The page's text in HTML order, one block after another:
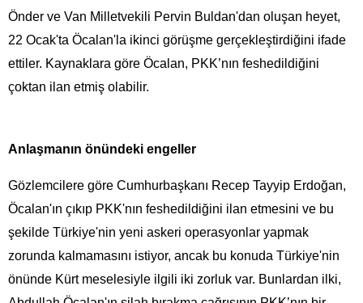
Önder ve Van Milletvekili Pervin Buldan'dan oluşan heyet,
22 Ocak'ta Öcalan'la ikinci görüşme gerçekleştirdiğini ifade
ettiler. Kaynaklara göre Öcalan, PKK’nın feshedildiğini
çoktan ilan etmiş olabilir.
Anlaşmanın önündeki engeller
Gözlemcilere göre Cumhurbaşkanı Recep Tayyip Erdoğan,
Öcalan'ın çıkıp PKK'nın feshedildiğini ilan etmesini ve bu
şekilde Türkiye'nin yeni askeri operasyonlar yapmak
zorunda kalmamasını istiyor, ancak bu konuda Türkiye'nin
önünde Kürt meselesiyle ilgili iki zorluk var. Bunlardan ilki,